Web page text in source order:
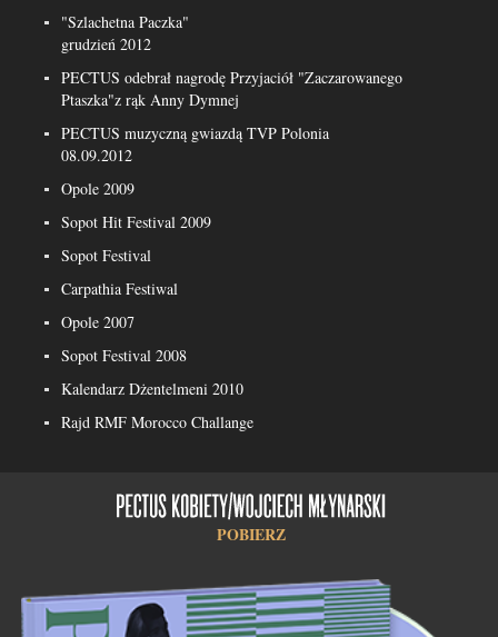
"Szlachetna Paczka"
grudzień 2012
PECTUS odebrał nagrodę Przyjaciół "Zaczarowanego
Ptaszka"z rąk Anny Dymnej
PECTUS muzyczną gwiazdą TVP Polonia
08.09.2012
Opole 2009
Sopot Hit Festival 2009
Sopot Festival
Carpathia Festiwal
Opole 2007
Sopot Festival 2008
Kalendarz Dżentelmeni 2010
Rajd RMF Morocco Challange
POBIERZ